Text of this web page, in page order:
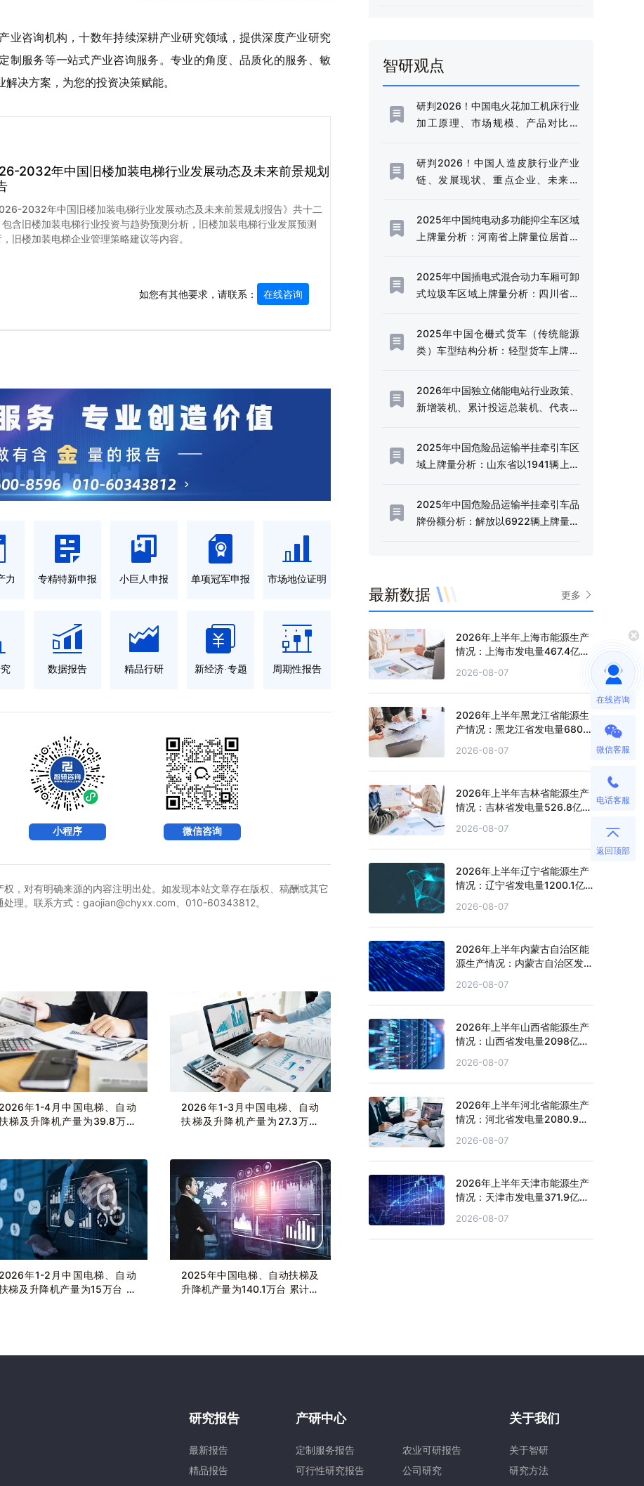
业咨询机构，十数年持续深耕产业研究领域，提供深度产业研究
制服务等一站式产业咨询服务。专业的角度、品质化的服务、敏
决方案，为您的投资决策赋能。
2032年中国旧楼加装电梯行业发展动态及未来前景规划
2032年中国旧楼加装电梯行业发展动态及未来前景规划报告》共十二
含旧楼加装电梯行业投资与趋势预测分析，旧楼加装电梯行业发展预测
旧楼加装电梯企业管理策略建议等内容。
如您有其他要求，请联系： 在线咨询
力 专精特新申报 小巨人申报 单项冠军申报 市场地位证明
数据报告 精品行研 新经济·专题 周期性报告
小程序 微信咨询
，对有明确来源的内容注明出处。如发现本站文章存在版权、稿酬或其它
处理。联系方式：gaojian@chyxx.com、010-60343812。
2026年1-4月中国电梯、自动
梯及升降机产量为39.8万台
2026年1-3月中国电梯、自动
扶梯及升降机产量为27.3万台
2026年1-2月中国电梯、自动
梯及升降机产量为15万台 累
2025年中国电梯、自动扶梯及
升降机产量为140.1万台 累计下
智研观点
研判2026！中国电火花加工机床行业
加工原理、市场规模、产品对比分
高端化转型加速推进[图]
研判2026！中国人造皮肤行业产业
链、发展现状、重点企业、未来趋
模持续扩容[图]
2025年中国纯电动多功能抑尘车区域
上牌量分析：河南省上牌量位居首位
2025年中国插电式混合动力车厢可卸
式垃圾车区域上牌量分析：四川省上
2025年中国仓栅式货车（传统能源
类）车型结构分析：轻型货车上牌量
2026年中国独立储能电站行业政策、
新增装机、累计投运总装机、代表企
储能电站迎来规模化发展的战略机遇
期[图]
2025年中国危险品运输半挂牵引车区
域上牌量分析：山东省以1941辆上牌
2025年中国危险品运输半挂牵引车品
牌份额分析：解放以6922辆上牌量、
最新数据 更多
2026年上半年上海市能源生产
情况：上海市发电量467.4亿千
2026-08-07
2026年上半年黑龙江省能源生
产情况：黑龙江省发电量680.4
2026-08-07
2026年上半年吉林省能源生产
情况：吉林省发电量526.8亿千
2026-08-07
2026年上半年辽宁省能源生产
情况：辽宁省发电量1200.1亿
2026-08-07
2026年上半年内蒙古自治区能
源生产情况：内蒙古自治区发电
2.7%
2026-08-07
2026年上半年山西省能源生产
情况：山西省发电量2098亿千
2026-08-07
2026年上半年河北省能源生产
情况：河北省发电量2080.9亿
2026-08-07
2026年上半年天津市能源生产
情况：天津市发电量371.9亿千
2026-08-07
在线咨询
微信客服
电话客服
返回顶部
研究报告
最新报告
精品报告
产研中心
定制服务报告
可行性研究报告
农业可研报告
公司研究
关于我们
关于智研
研究方法